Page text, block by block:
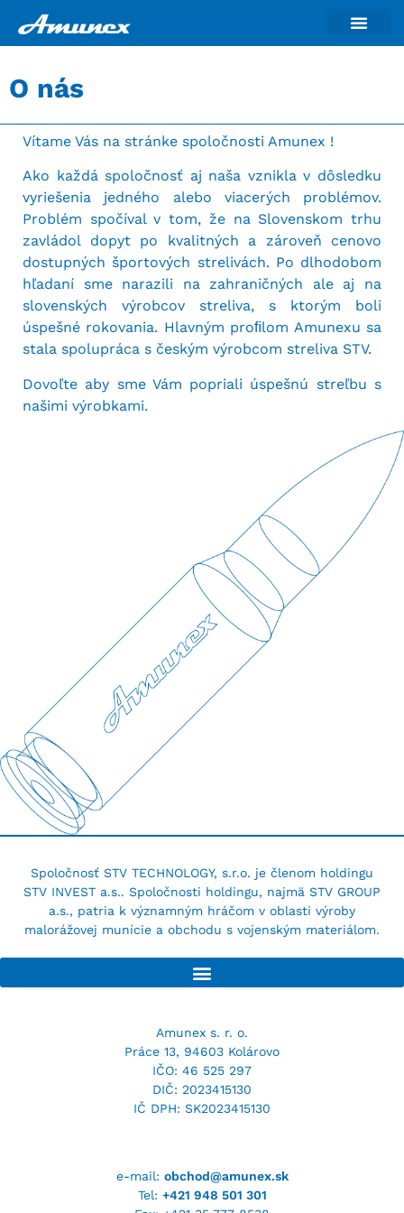
O nás
Vítame Vás na stránke spoločnosti Amunex !
Ako každá spoločnosť aj naša vznikla v dôsledku
vyriešenia jedného alebo viacerých problémov.
Problém spočíval v tom, že na Slovenskom trhu
zavládol dopyt po kvalitných a zároveň cenovo
dostupných športových strelivách. Po dlhodobom
hľadaní sme narazili na zahraničných ale aj na
slovenských výrobcov streliva, s ktorým boli
úspešné rokovania. Hlavným proﬁlom Amunexu sa
stala spolupráca s českým výrobcom streliva STV.
Dovoľte aby sme Vám popriali úspešnú streľbu s
našimi výrobkami.
Spoločnosť STV TECHNOLOGY, s.r.o. je členom holdingu
STV INVEST a.s.. Spoločnosti holdingu, najmä STV GROUP
a.s., patria k významným hráčom v oblasti výroby
malorážovej munície a obchodu s vojenským materiálom.
Amunex s. r. o.
Práce 13, 94603 Kolárovo
IČO: 46 525 297
DIČ: 2023415130
IČ DPH: SK2023415130
e-mail: obchod@amunex.sk
Tel: +421 948 501 301